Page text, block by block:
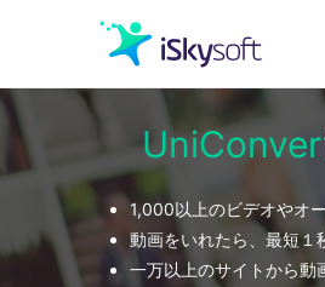
クリ
オフ
1,000以上のビデオやオ
動画をいれたら、最短１
一万以上のサイトから動